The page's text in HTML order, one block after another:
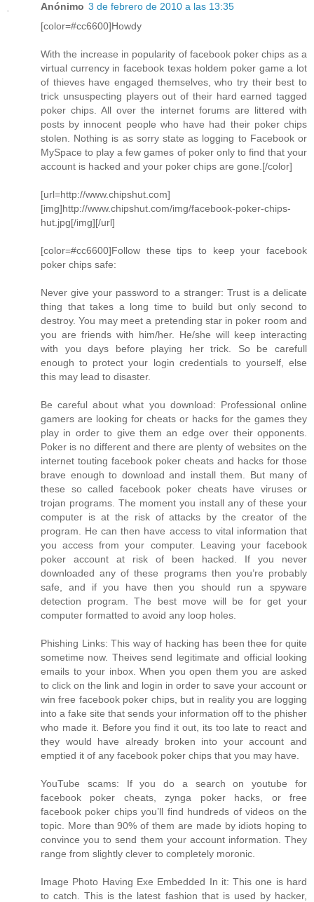
Anónimo 3 de febrero de 2010 a las 13:35
[color=#cc6600]Howdy
With the increase in popularity of facebook poker chips as a
virtual currency in facebook texas holdem poker game a lot
of thieves have engaged themselves, who try their best to
trick unsuspecting players out of their hard earned tagged
poker chips. All over the internet forums are littered with
posts by innocent people who have had their poker chips
stolen. Nothing is as sorry state as logging to Facebook or
MySpace to play a few games of poker only to find that your
account is hacked and your poker chips are gone.[/color]
[url=http://www.chipshut.com]
[img]http://www.chipshut.com/img/facebook-poker-chips-
hut.jpg[/img][/url]
[color=#cc6600]Follow these tips to keep your facebook
poker chips safe:
Never give your password to a stranger: Trust is a delicate
thing that takes a long time to build but only second to
destroy. You may meet a pretending star in poker room and
you are friends with him/her. He/she will keep interacting
with you days before playing her trick. So be carefull
enough to protect your login credentials to yourself, else
this may lead to disaster.
Be careful about what you download: Professional online
gamers are looking for cheats or hacks for the games they
play in order to give them an edge over their opponents.
Poker is no different and there are plenty of websites on the
internet touting facebook poker cheats and hacks for those
brave enough to download and install them. But many of
these so called facebook poker cheats have viruses or
trojan programs. The moment you install any of these your
computer is at the risk of attacks by the creator of the
program. He can then have access to vital information that
you access from your computer. Leaving your facebook
poker account at risk of been hacked. If you never
downloaded any of these programs then you’re probably
safe, and if you have then you should run a spyware
detection program. The best move will be for get your
computer formatted to avoid any loop holes.
Phishing Links: This way of hacking has been thee for quite
sometime now. Theives send legitimate and official looking
emails to your inbox. When you open them you are asked
to click on the link and login in order to save your account or
win free facebook poker chips, but in reality you are logging
into a fake site that sends your information off to the phisher
who made it. Before you find it out, its too late to react and
they would have already broken into your account and
emptied it of any facebook poker chips that you may have.
YouTube scams: If you do a search on youtube for
facebook poker cheats, zynga poker hacks, or free
facebook poker chips you’ll find hundreds of videos on the
topic. More than 90% of them are made by idiots hoping to
convince you to send them your account information. They
range from slightly clever to completely moronic.
Image Photo Having Exe Embedded In it: This one is hard
to catch. This is the latest fashion that is used by hacker,